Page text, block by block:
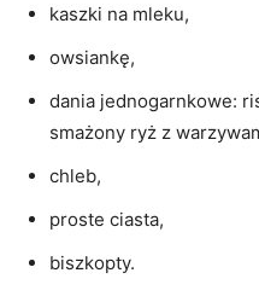
kaszki na mleku,
owsiankę,
dania jednogarnkowe:
smażony ryż z
chleb,
proste ciasta,
biszkopty.